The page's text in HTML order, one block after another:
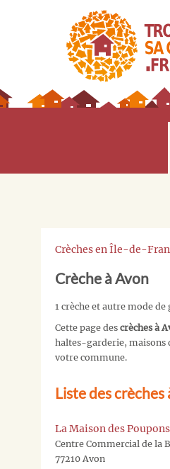
Crèches en Île-de-
Crèche à Avon
1 crèche et autre mode
Cette page des crèches à
haltes-garderie, maisons
votre commune.
Liste des
La Maison des Poupons
Centre Commercial de la
77210 Avon